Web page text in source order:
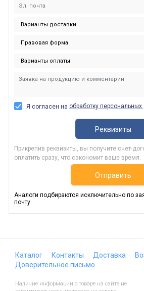
Я согласен на обработку
Реквизиты
Прикрепив реквизиты, вы получите счет-
оплатить сразу, что сэкономит ваше время.
Отправить
Аналоги подбираются исключительно по
почту.
Каталог Контакты Доставка
Доверительное письмо
Наличие информации о товаре на сайте не